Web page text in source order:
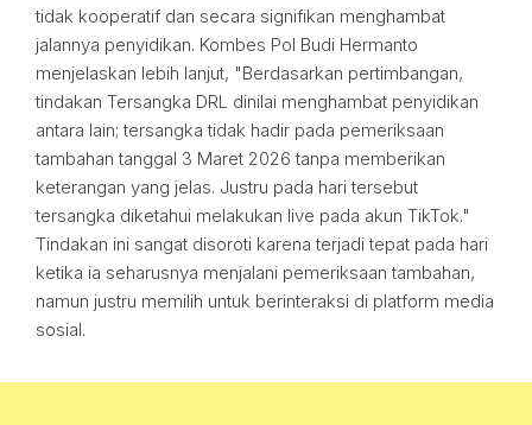
tidak kooperatif dan secara signifikan menghambat
jalannya penyidikan. Kombes Pol Budi Hermanto
menjelaskan lebih lanjut, "Berdasarkan pertimbangan,
tindakan Tersangka DRL dinilai menghambat penyidikan
antara lain; tersangka tidak hadir pada pemeriksaan
tambahan tanggal 3 Maret 2026 tanpa memberikan
keterangan yang jelas. Justru pada hari tersebut
tersangka diketahui melakukan live pada akun TikTok."
Tindakan ini sangat disoroti karena terjadi tepat pada hari
ketika ia seharusnya menjalani pemeriksaan tambahan,
namun justru memilih untuk berinteraksi di platform media
sosial.